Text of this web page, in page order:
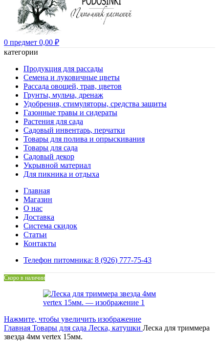
0 предмет 0,00 ₽
категории
Продукция для рассады
Семена и луковичные цветы
Рассада овощей, трав, цветов
Грунты, мульча, дренаж
Удобрения, стимуляторы, средства защиты
Газонные травы и сидераты
Растения для сада
Садовый инвентарь, перчатки
Товары для полива и опрыскивания
Товары для сада
Садовый декор
Укрывной материал
Для пикника и отдыха
Главная
Магазин
О нас
Доставка
Система скидок
Статьи
Контакты
Телефон питомника: 8 (926) 777-75-43
Скоро в наличии
Нажмите, чтобы увеличить изображение
Главная Товары для сада Леска, катушки Леска для триммера
звезда 4мм vertex 15мм.